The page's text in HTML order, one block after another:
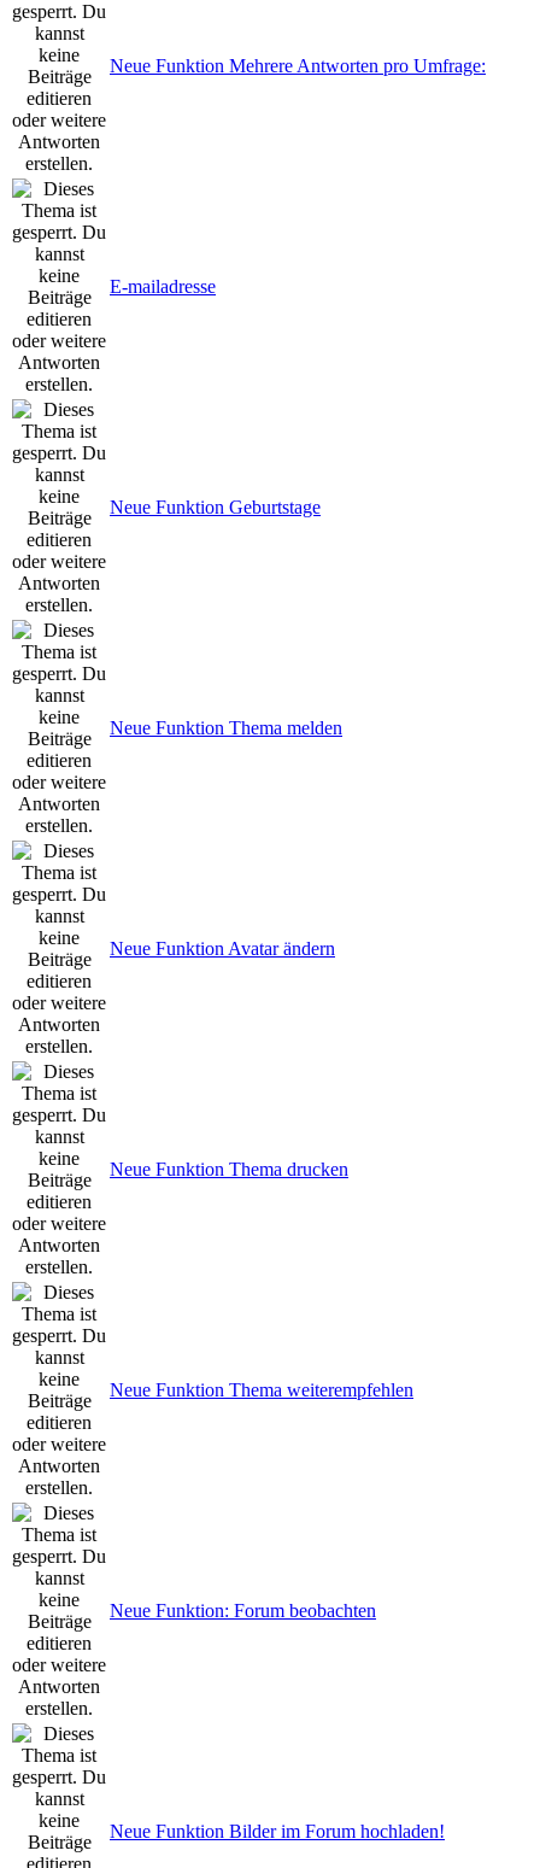
Neue Funktion Mehrere Antworten pro Umfrage:
E-mailadresse
Neue Funktion Geburtstage
Neue Funktion Thema melden
Neue Funktion Avatar ändern
Neue Funktion Thema drucken
Neue Funktion Thema weiterempfehlen
Neue Funktion: Forum beobachten
Neue Funktion Bilder im Forum hochladen!